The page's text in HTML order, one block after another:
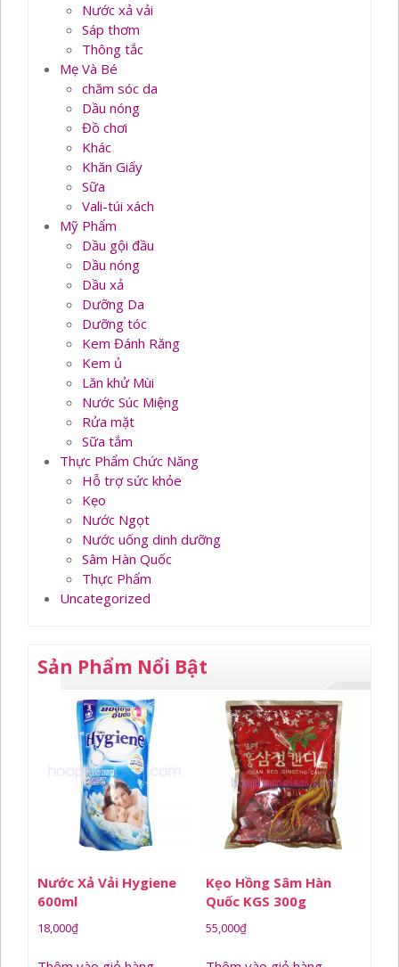
Nước xả vải
Sáp thơm
Thông tắc
Mẹ Và Bé
chăm sóc da
Dầu nóng
Đồ chơi
Khác
Khăn Giấy
Sữa
Vali-túi xách
Mỹ Phẩm
Dầu gội đầu
Dầu nóng
Dầu xả
Dưỡng Da
Dưỡng tóc
Kem Đánh Răng
Kem ủ
Lăn khử Mùi
Nước Súc Miệng
Rửa mặt
Sữa tắm
Thực Phẩm Chức Năng
Hỗ trợ sức khỏe
Kẹo
Nước Ngọt
Nước uống dinh dưỡng
Sâm Hàn Quốc
Thực Phẩm
Uncategorized
Sản Phẩm Nổi Bật
Nước Xả Vải Hygiene
600ml
18,000₫
Kẹo Hồng Sâm Hàn
Quốc KGS 300g
55,000₫